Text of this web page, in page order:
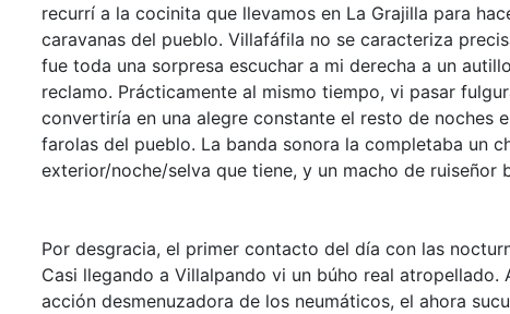
recurrí a la cocinita que llevamos en La Grajilla para
caravanas del pueblo. Villafáfila no se caracteriza
fue toda una sorpresa escuchar a mi derecha a un
reclamo. Prácticamente al mismo tiempo, vi pasar
convertiría en una alegre constante el resto de noches
farolas del pueblo. La banda sonora la completaba un
exterior/noche/selva que tiene, y un macho de ruiseñor
Por desgracia, el primer contacto del día con las
Casi llegando a Villalpando vi un búho real
acción desmenuzadora de los neumáticos, el ahora